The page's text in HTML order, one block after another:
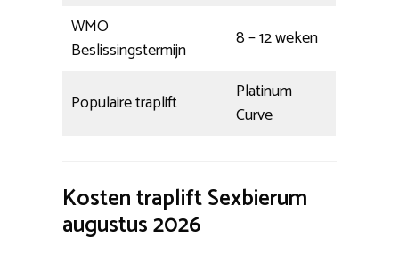
WMO
Beslissingstermijn
8 – 12 weken
Populaire traplift
Platinum
Curve
Kosten traplift Sexbierum
augustus 2026